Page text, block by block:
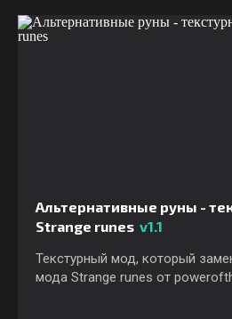
Альтернативные руны -
Strange runes v1.1
Текстурный мод, который
мода Strange runes от